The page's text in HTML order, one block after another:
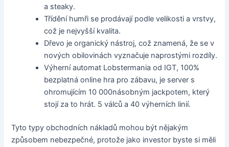
a steaky.
Třídění humři se prodávají podle velikosti a vrstvy,
což je nejvyšší kvalita.
Dřevo je organický nástroj, což znamená, že se v
nových obilovinách vyznačuje naprostými rozdíly.
Výherní automat Lobstermania od IGT, 100%
bezplatná online hra pro zábavu, je server s
ohromujícím 10 000násobným jackpotem, který
stojí za to hrát. 5 válců a 40 výherních linií.
Tyto typy obchodních nákladů mohou být nějakým
způsobem nebezpečné, protože jako investor byste si měli